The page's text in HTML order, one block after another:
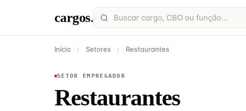
cargos.
Início › Setores › Restaurantes
SETOR EMPREGADOR
Restaurantes